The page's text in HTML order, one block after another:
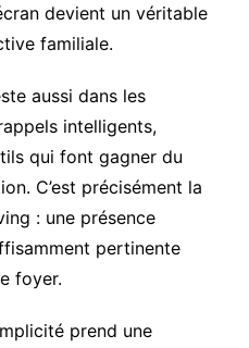
devient un véritable
familiale.
aussi dans les
intelligents,
qui font gagner du
C’est précisément la
: une présence
pertinente
foyer.
prend une